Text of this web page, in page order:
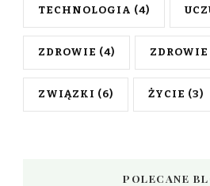
TECHNOLOGIA (4)
ZDROWIE (4)
ZWIĄZKI (6) ŻYCIE (3)
POLECANE